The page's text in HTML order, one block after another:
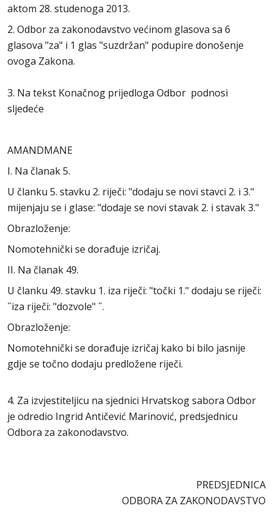
aktom 28. studenoga 2013.
2. Odbor za zakonodavstvo većinom glasova sa 6
glasova "za" i 1 glas "suzdržan" podupire donošenje
ovoga Zakona.
3. Na tekst Konačnog prijedloga Odbor podnosi
sljedeće
AMANDMANE
I. Na članak 5.
U članku 5. stavku 2. riječi: "dodaju se novi stavci 2. i 3."
mijenjaju se i glase: "dodaje se novi stavak 2. i stavak 3."
Obrazloženje:
Nomotehnički se dorađuje izričaj.
II. Na članak 49.
U članku 49. stavku 1. iza riječi: "točki 1." dodaju se riječi:
˝iza riječi: "dozvole" ˝.
Obrazloženje:
Nomotehnički se dorađuje izričaj kako bi bilo jasnije
gdje se točno dodaju predložene riječi.
4. Za izvjestiteljicu na sjednici Hrvatskog sabora Odbor
je odredio Ingrid Antičević Marinović, predsjednicu
Odbora za zakonodavstvo.
PREDSJEDNICA
ODBORA ZA ZAKONODAVSTVO